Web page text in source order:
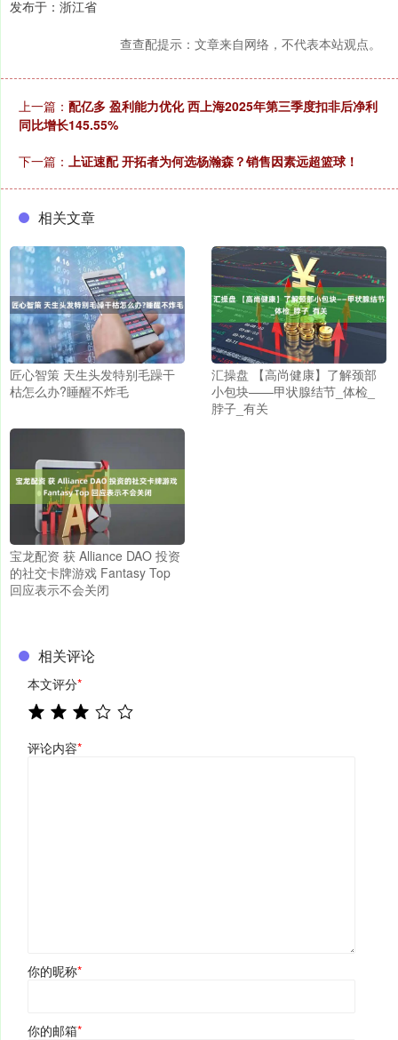
发布于：浙江省
查查配提示：文章来自网络，不代表本站观点。
上一篇： 配亿多 盈利能力优化 西上海2025年第三季度扣非后净利
同比增长145.55%
下一篇： 上证速配 开拓者为何选杨瀚森？销售因素远超篮球！
相关文章
匠心智策 天生头发特别毛躁干
枯怎么办?睡醒不炸毛
汇操盘 【高尚健康】了解颈部
小包块——甲状腺结节_体检_
脖子_有关
宝龙配资 获 Alliance DAO 投资
的社交卡牌游戏 Fantasy Top
回应表示不会关闭
相关评论
本文评分*
评论内容*
你的昵称*
你的邮箱*